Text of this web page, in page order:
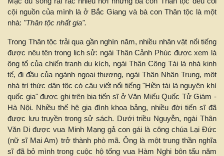
cội nguồn của mình là ở Bắc Giang và bà con Thân tộc là một
nhà: "Thân tộc nhất gia".
Trong Thân tộc trải qua gần nghìn năm, nhiều nhân vật nổi tiếng
được nêu tên trong lịch sử: ngài Thân Cảnh Phúc được xem là
ông tổ của chiến tranh du kích, ngài Thân Công Tài là nhà kinh
tế, đi đầu của ngành ngoại thương, ngài Thân Nhân Trung, một
nhà trí thức dân tộc có câu viết nổi tiếng "Hiền tài là nguyên khí
quốc gia" được ghi trên bia tiến sĩ ở Văn Miếu Quốc Tử Giám -
Hà Nội. Nhiều thế hệ gia đình khoa bảng, nhiều đời tiến sĩ đã
được lưu truyền trong sử sách. Dưới triều Nguyễn, ngài Thân
Văn Di được vua Minh Mạng gả con gái là công chúa Lại Đức
(nữ sĩ Mai Am) trở thành phò mã. Ông là một trung thần nghĩa
sĩ đã bỏ mình trong cuộc hộ tống vua Hàm Nghi bôn tẩu năm